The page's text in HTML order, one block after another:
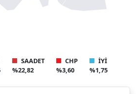
SAADET
%22,82
CHP
%3,60
İYİ
%1,75